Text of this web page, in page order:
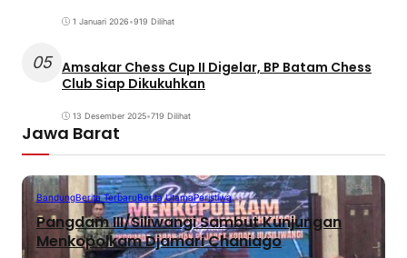
1 Januari 2026•919 Dilihat
05 Amsakar Chess Cup II Digelar, BP Batam Chess
Club Siap Dikukuhkan
13 Desember 2025•719 Dilihat
Jawa Barat
BandungBerita TerbaruBerita UtamaPeristiwa
Pangdam III/Siliwangi Sambut Kunjungan
Menkopolkam Djamari Chaniago